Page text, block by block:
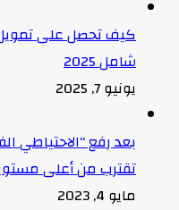
كيف تحصل على
شامل 2025
يونيو 7, 2025
بعد رفع “الاحتياطي
تقترب من أعلى
مايو 4, 2023